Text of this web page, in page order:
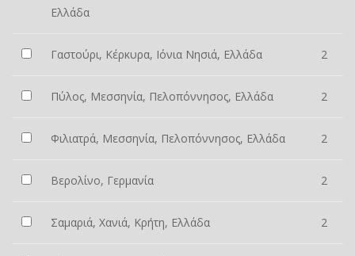
Ελλάδα
Γαστούρι, Κέρκυρα, Ιόνια Νησιά, Ελλάδα 2
Πύλος, Μεσσηνία, Πελοπόννησος, Ελλάδα 2
Φιλιατρά, Μεσσηνία, Πελοπόννησος, Ελλάδα 2
Βερολίνο, Γερμανία 2
Σαμαριά, Χανιά, Κρήτη, Ελλάδα 2